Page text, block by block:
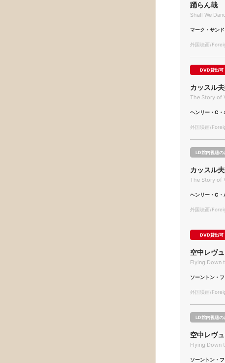
踊らん哉
Shall We
マーク・サン
外国映画/
DVD貸出可
カッスル
The Story of
ヘンリー・C・
外国映画/
LD館内視聴の
カッスル
The Story of
ヘンリー・C・
外国映画/
DVD貸出可
空中レヴ
Flying Down
ソーントン・
外国映画/
LD館内視聴の
空中レヴ
Flying Down
ソーントン・